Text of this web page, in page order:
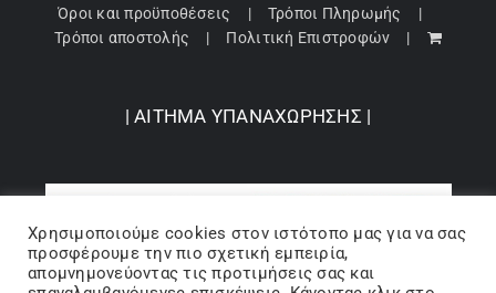
Σχετικά με εμάς
ENGLISH English
Όροι και προϋποθέσεις
Τρόποι Πληρωμής
Τρόποι αποστολής
Πολιτική Επιστροφών
| ΑΙΤΗΜΑ ΥΠΑΝΑΧΩΡΗΣΗΣ |
Χρησιμοποιούμε cookies στον ιστότοπo μας για να σας
προσφέρουμε την πιο σχετική εμπειρία,
απομνημονεύοντας τις προτιμήσεις σας και